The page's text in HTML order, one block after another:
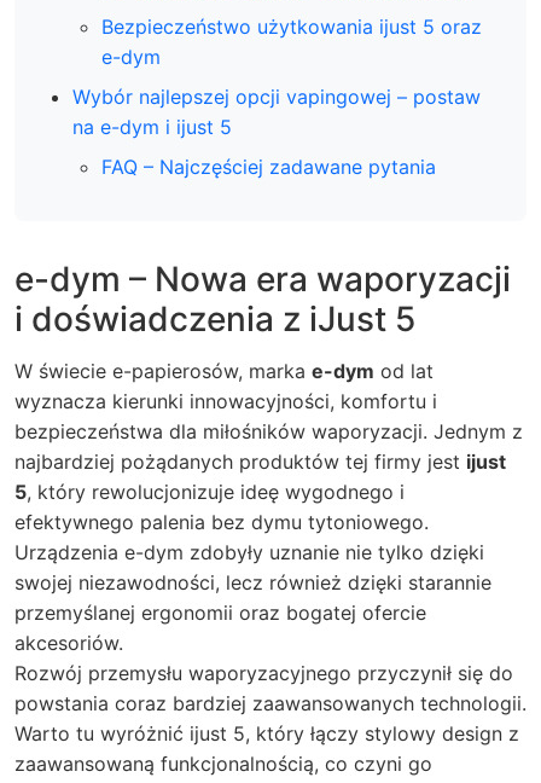
Bezpieczeństwo użytkowania ijust 5 oraz
e-dym
Wybór najlepszej opcji vapingowej – postaw
na e-dym i ijust 5
FAQ – Najczęściej zadawane pytania
e-dym – Nowa era waporyzacji
i doświadczenia z iJust 5
W świecie e-papierosów, marka e-dym od lat
wyznacza kierunki innowacyjności, komfortu i
bezpieczeństwa dla miłośników waporyzacji. Jednym z
najbardziej pożądanych produktów tej firmy jest ijust
5, który rewolucjonizuje ideę wygodnego i
efektywnego palenia bez dymu tytoniowego.
Urządzenia e-dym zdobyły uznanie nie tylko dzięki
swojej niezawodności, lecz również dzięki starannie
przemyślanej ergonomii oraz bogatej ofercie
akcesoriów.
Rozwój przemysłu waporyzacyjnego przyczynił się do
powstania coraz bardziej zaawansowanych technologii.
Warto tu wyróżnić ijust 5, który łączy stylowy design z
zaawansowaną funkcjonalnością, co czyni go